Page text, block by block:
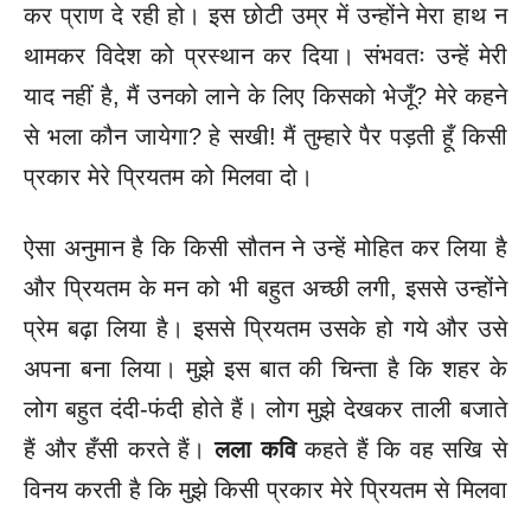
कर प्राण दे रही हो। इस छोटी उम्र में उन्होंने मेरा हाथ न
थामकर विदेश को प्रस्थान कर दिया। संभवतः उन्हें मेरी
याद नहीं है, मैं उनको लाने के लिए किसको भेजूँ? मेरे कहने
से भला कौन जायेगा? हे सखी! मैं तुम्हारे पैर पड़ती हूँ किसी
प्रकार मेरे प्रियतम को मिलवा दो।
ऐसा अनुमान है कि किसी सौतन ने उन्हें मोहित कर लिया है
और प्रियतम के मन को भी बहुत अच्छी लगी, इससे उन्होंने
प्रेम बढ़ा लिया है। इससे प्रियतम उसके हो गये और उसे
अपना बना लिया। मुझे इस बात की चिन्ता है कि शहर के
लोग बहुत दंदी-फंदी होते हैं। लोग मुझे देखकर ताली बजाते
हैं और हँसी करते हैं।लला कविकहते हैं कि वह सखि से
विनय करती है कि मुझे किसी प्रकार मेरे प्रियतम से मिलवा